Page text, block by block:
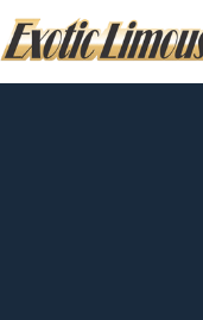
to
content